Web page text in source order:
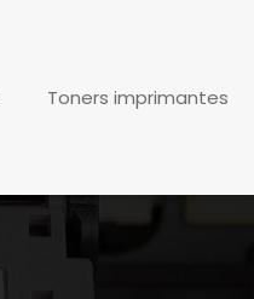
Toners imprimantes